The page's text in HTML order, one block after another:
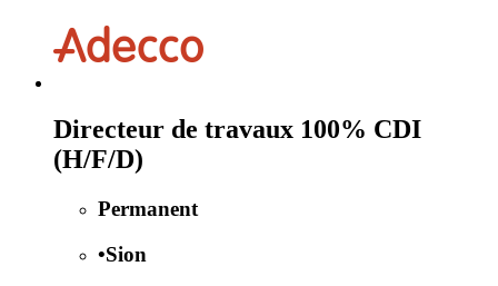
Directeur de travaux 100% CDI
(H/F/D)
Permanent
•Sion